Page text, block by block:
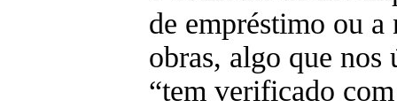
de empréstimo ou a
obras, algo que nos
“tem verificado